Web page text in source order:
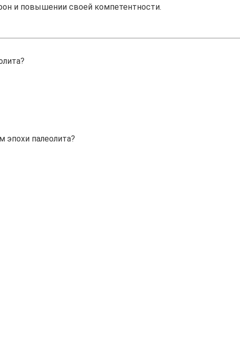
и повышении своей компетентности.
палеолита?